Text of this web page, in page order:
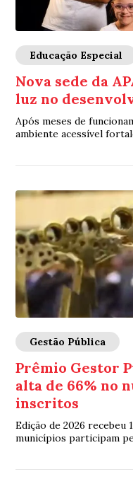
Educação Especial
Nova sede da
luz no
Após meses de
ambiente acessível
Gestão Pública
Prêmio Gestor
alta de 66% no
inscritos
Edição de 2026
municípios participam